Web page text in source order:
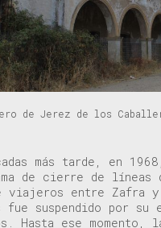
de Jerez de los
más tarde, en
de cierre de líneas
viajeros entre Zafra
fue suspendido por su
Hasta ese momento,